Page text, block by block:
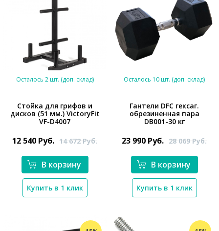
*}
Осталось 2 шт. (доп. склад)
Стойка для грифов и
дисков (51 мм.) VictoryFit
VF-D4007
12 540 Руб. 14 672Руб.
В корзину
Купить в 1 клик
*}
Осталось 10 шт. (доп. склад)
Гантели DFC гексаг.
обрезиненная пара
DB001-30 кг
23 990 Руб. 28 069Руб.
В корзину
Купить в 1 клик